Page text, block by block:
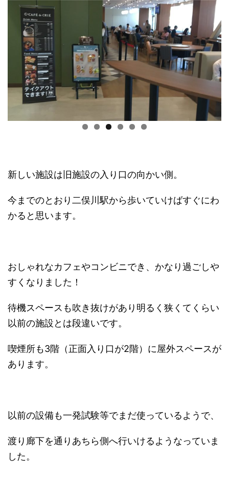
新しい施設は旧施設の入り口の向かい側。
今までのとおり二俣川駅から歩いていけばすぐにわ
かると思います。
おしゃれなカフェやコンビニでき、かなり過ごしや
すくなりました！
待機スペースも吹き抜けがあり明るく狭くてくらい
以前の施設とは段違いです。
喫煙所も3階（正面入り口が2階）に屋外スペースが
あります。
以前の設備も一発試験等でまだ使っているようで、
渡り廊下を通りあちら側へ行いけるようなっていま
した。